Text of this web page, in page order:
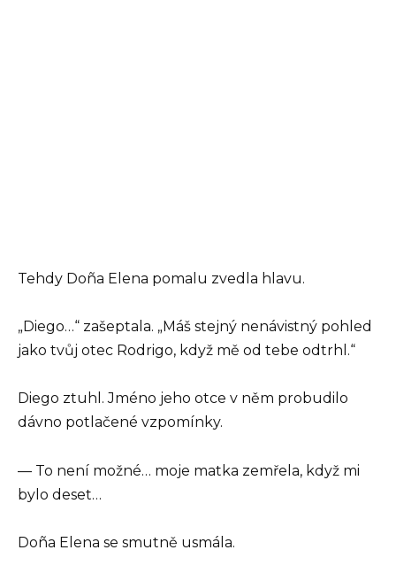
Tehdy Doña Elena pomalu zvedla hlavu.
„Diego…“ zašeptala. „Máš stejný nenávistný pohled
jako tvůj otec Rodrigo, když mě od tebe odtrhl.“
Diego ztuhl. Jméno jeho otce v něm probudilo
dávno potlačené vzpomínky.
— To není možné… moje matka zemřela, když mi
bylo deset…
Doña Elena se smutně usmála.